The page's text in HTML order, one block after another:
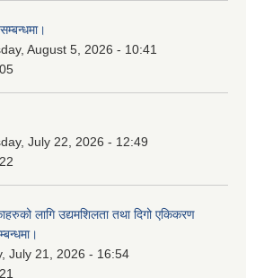
August 5, 2026 - 10:41
July 22, 2026 - 12:49
लागि उद्यमशिलता तथा दिगो एकिकरण
July 21, 2026 - 16:54